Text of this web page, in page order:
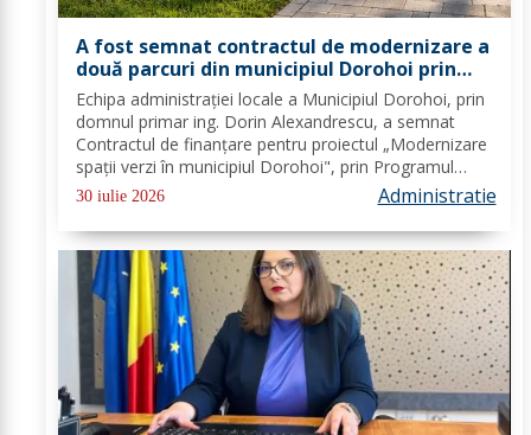
A fost semnat contractul de modernizare a
două parcuri din municipiul Dorohoi prin
fonduri europene
Echipa administrației locale a Municipiul Dorohoi, prin
domnul primar ing. Dorin Alexandrescu, a semnat
Contractul de finanțare pentru proiectul „Modernizare
spații verzi în municipiul Dorohoi", prin Programul
Regional 2021–2027 - Prioritatea de investiții 3. Nord-
30 iulie 2026 Administratie